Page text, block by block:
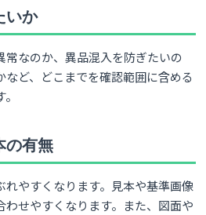
いか
常なのか、異品混入を防ぎたいの
ど、どこまでを確認範囲に含める
の有無
れやすくなります。見本や基準画像
わせやすくなります。また、図面や